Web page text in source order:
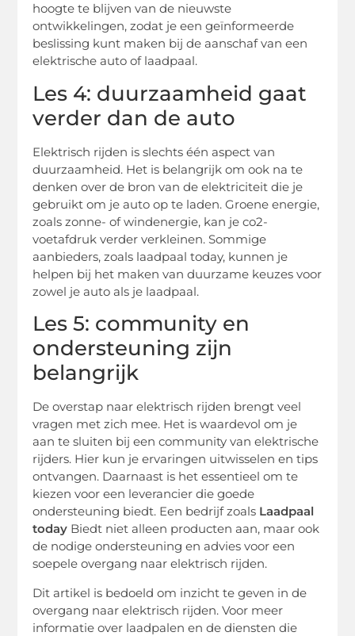
hoogte te blijven van de nieuwste
ontwikkelingen, zodat je een geïnformeerde
beslissing kunt maken bij de aanschaf van een
elektrische auto of laadpaal.
Les 4: duurzaamheid gaat
verder dan de auto
Elektrisch rijden is slechts één aspect van
duurzaamheid. Het is belangrijk om ook na te
denken over de bron van de elektriciteit die je
gebruikt om je auto op te laden. Groene energie,
zoals zonne- of windenergie, kan je co2-
voetafdruk verder verkleinen. Sommige
aanbieders, zoals laadpaal today, kunnen je
helpen bij het maken van duurzame keuzes voor
zowel je auto als je laadpaal.
Les 5: community en
ondersteuning zijn
belangrijk
De overstap naar elektrisch rijden brengt veel
vragen met zich mee. Het is waardevol om je
aan te sluiten bij een community van elektrische
rijders. Hier kun je ervaringen uitwisselen en tips
ontvangen. Daarnaast is het essentieel om te
kiezen voor een leverancier die goede
ondersteuning biedt. Een bedrijf zoals Laadpaal
today Biedt niet alleen producten aan, maar ook
de nodige ondersteuning en advies voor een
soepele overgang naar elektrisch rijden.
Dit artikel is bedoeld om inzicht te geven in de
overgang naar elektrisch rijden. Voor meer
informatie over laadpalen en de diensten die